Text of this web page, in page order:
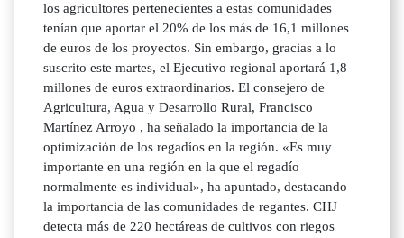
los agricultores pertenecientes a estas comunidades
tenían que aportar el 20% de los más de 16,1 millones
de euros de los proyectos. Sin embargo, gracias a lo
suscrito este martes, el Ejecutivo regional aportará 1,8
millones de euros extraordinarios. El consejero de
Agricultura, Agua y Desarrollo Rural, Francisco
Martínez Arroyo , ha señalado la importancia de la
optimización de los regadíos en la región. «Es muy
importante en una región en la que el regadío
normalmente es individual», ha apuntado, destacando
la importancia de las comunidades de regantes. CHJ
detecta más de 220 hectáreas de cultivos con riegos